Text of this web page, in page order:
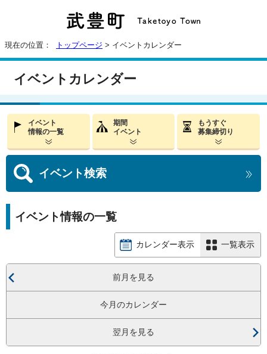
現在の位置： トップページ > イベントカレンダー
イベントカレンダー
イベント
情報の一覧
期間
イベント
もうすぐ
募集締切り
イベント検索
イベント情報の一覧
カレンダー表示 一覧表示
前月を見る
今月のカレンダー
翌月を見る